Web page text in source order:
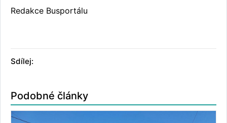
Redakce Busportálu
Sdílej:
Podobné články